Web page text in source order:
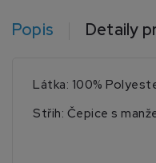
Popis Detaily
Látka: 100%
Střih: Čepice s